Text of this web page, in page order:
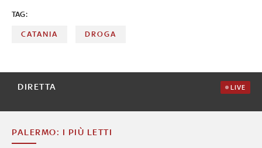
TAG:
CATANIA DROGA
DIRETTA LIVE
PALERMO: I PIÙ LETTI